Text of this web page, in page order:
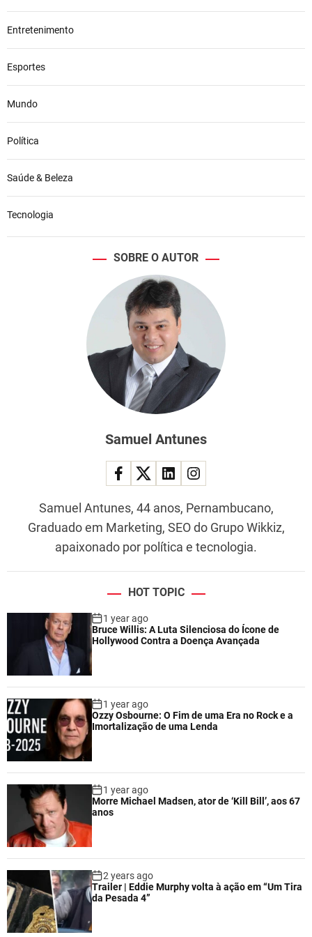
Entretenimento
Esportes
Mundo
Política
Saúde & Beleza
Tecnologia
SOBRE O AUTOR
Samuel Antunes
Samuel Antunes, 44 anos, Pernambucano,
Graduado em Marketing, SEO do Grupo Wikkiz,
apaixonado por política e tecnologia.
HOT TOPIC
1 year ago
Bruce Willis: A Luta Silenciosa do Ícone de
Hollywood Contra a Doença Avançada
1 year ago
Ozzy Osbourne: O Fim de uma Era no Rock e a
Imortalização de uma Lenda
1 year ago
Morre Michael Madsen, ator de ‘Kill Bill’, aos 67
anos
2 years ago
Trailer | Eddie Murphy volta à ação em “Um Tira
da Pesada 4”